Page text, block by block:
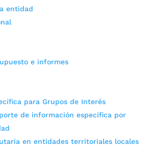
entidad
e informes
para Grupos de Interés
de información específica por
en entidades territoriales locales
inició transformación social y
Centenario y sus alrededores
de consolidar a Bucaramanga
y de oportunidades, tiene
puntos neurálgicos, llevando toda
La banda de microtráfico que
parque, ‘La 30’, ya fue
Suministrada Prensa Alcaldía de